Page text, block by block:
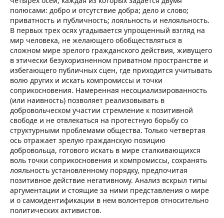
полюсами: добро и отсутствие добра; дело и слово;
приватность и публичность; лояльность и нелояльность.
В первых трех осях угадывается упрощенный взгляд на
мир человека, не желающего обобществляться в
сложном мире зрелого гражданского действия, живущего
в этически безукоризненном приватном пространстве и
избегающего публичных сцен, где приходится учитывать
волю других и искать компромиссы и точки
соприкосновения. Намеренная несоциализированность
(или наивность) позволяет реализовывать в
добровольческом участии стремление к позитивной
свободе и не отвлекаться на протестную борьбу со
структурными проблемами общества. Только четвертая
ось отражает зрелую гражданскую позицию
добровольца, готового искать в мире сталкивающихся
воль точки соприкосновения и компромиссы, сохранять
лояльность установленному порядку, предпочитая
позитивное действие негативному. Анализ вскрыл типы
аргументации и стоящие за ними представления о мире
и о самоидентификации в нем волонтеров относительно
политических активистов.